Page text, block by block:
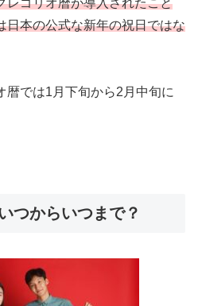
日本の公式な新年の祝日ではな
暦では1月下旬から2月中旬に
つからいつまで？